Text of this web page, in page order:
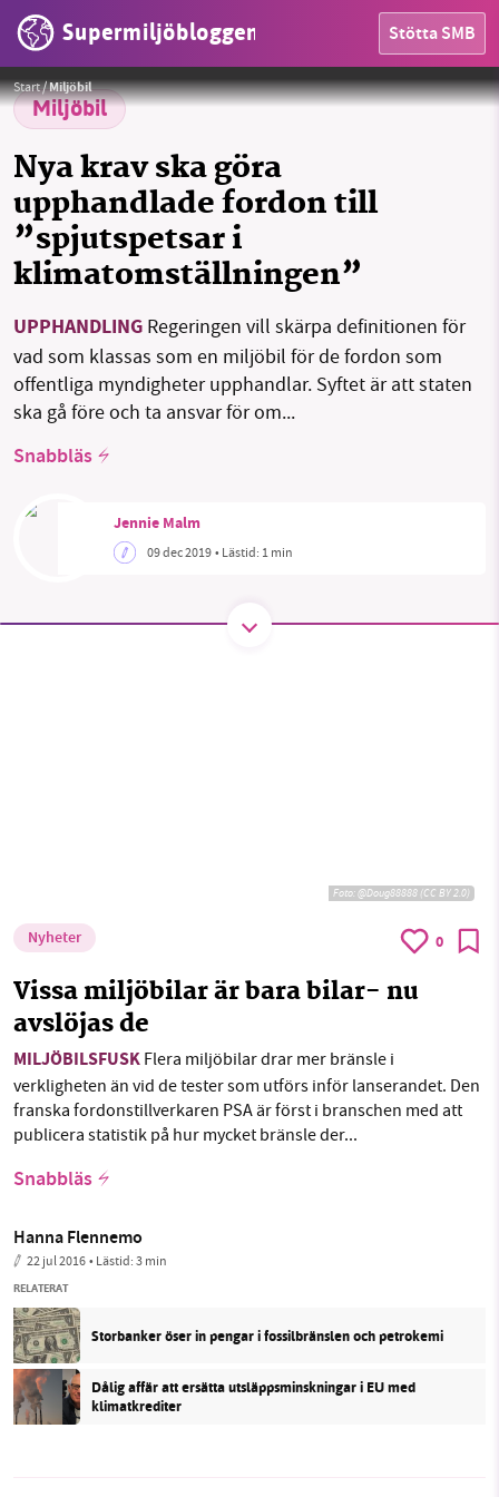
Supermiljöbloggen Stötta SMB
OMRÅDEN
MILJÖFAKTA
OM OSS
Sök Sparade inlägg Tipsa oss
Facebook Instagram BlueSky
Start/Miljöbil
Miljöbil
Nya krav ska göra
upphandlade fordon till
”spjutspetsar i
klimatomställningen”
UPPHANDLING Regeringen vill skärpa definitionen för
vad som klassas som en miljöbil för de fordon som
offentliga myndigheter upphandlar. Syftet är att staten
ska gå före och ta ansvar för om...
Snabbläs
Jennie Malm
09 dec 2019• Lästid: 1 min
Foto:KML
Foto:@Doug88888 (CC BY 2.0)
Nyheter 0
Vissa miljöbilar är bara bilar- nu
avslöjas de
MILJÖBILSFUSK Flera miljöbilar drar mer bränsle i
verkligheten än vid de tester som utförs inför lanserandet. Den
franska fordonstillverkaren PSA är först i branschen med att
publicera statistik på hur mycket bränsle der...
Snabbläs
Hanna Flennemo
22 jul 2016• Lästid:3 min
RELATERAT
Storbanker öser in pengar i fossilbränslen och petrokemi
Dålig affär att ersätta utsläppsminskningar i EU med
klimatkrediter
starten 2010 har vår ideella redaktion drivit